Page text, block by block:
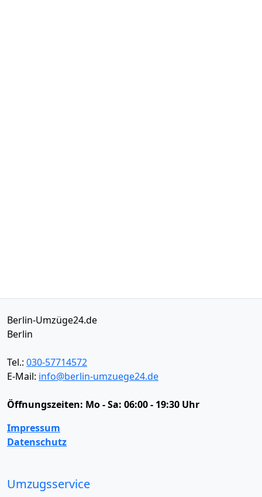
Berlin-Umzüge24.de
Berlin
Tel.: 030-57714572
E-Mail: info@berlin-umzuege24.de
Öffnungszeiten: Mo - Sa: 06:00 - 19:30 Uhr
Impressum
Datenschutz
Umzugsservice